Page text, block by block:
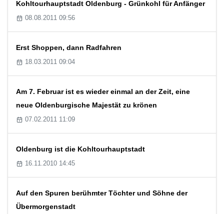
Kohltourhauptstadt Oldenburg - Grünkohl für Anfänger
08.08.2011 09:56
Erst Shoppen, dann Radfahren
18.03.2011 09:04
Am 7. Februar ist es wieder einmal an der Zeit, eine
neue Oldenburgische Majestät zu krönen
07.02.2011 11:09
Oldenburg ist die Kohltourhauptstadt
16.11.2010 14:45
Auf den Spuren berühmter Töchter und Söhne der
Übermorgenstadt